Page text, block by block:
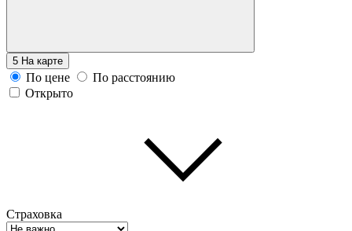
5 На карте
По цене
По расстоянию
Открыто
Страховка